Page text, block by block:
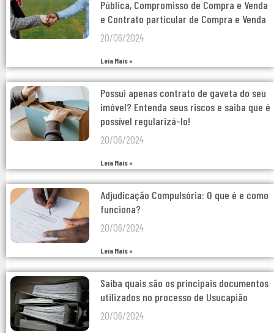
Pública, Compromisso de Compra e Venda
e Contrato particular de Compra e Venda
20/06/2024
Leia Mais »
Possui apenas contrato de gaveta do seu
imóvel? Entenda seus riscos e saiba que é
possível regularizá-lo!
20/06/2024
Leia Mais »
Adjudicação Compulsória: O que é e como
funciona?
20/06/2024
Leia Mais »
Saiba quais são os principais documentos
utilizados no processo de Usucapião
20/06/2024